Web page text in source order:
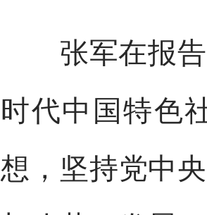
张军在报告
时代中国特色
想，坚持党中